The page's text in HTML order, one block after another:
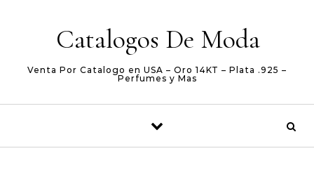
Catalogos De Moda
Venta Por Catalogo en USA – Oro 14KT – Plata .925 –
Perfumes y Mas